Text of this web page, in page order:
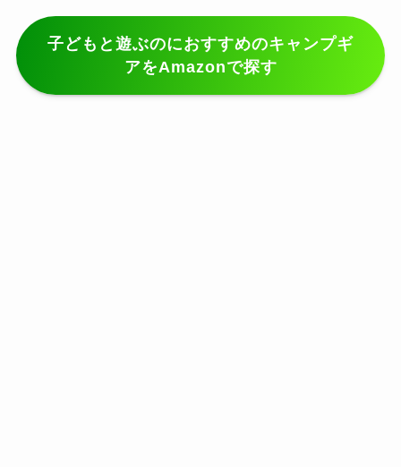
子どもと遊ぶのにおすすめのキャンプギ
アをAmazonで探す